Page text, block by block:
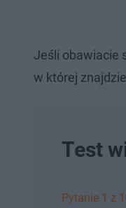
Jeśli obawiacie
w której
Test
Pytanie 1 z